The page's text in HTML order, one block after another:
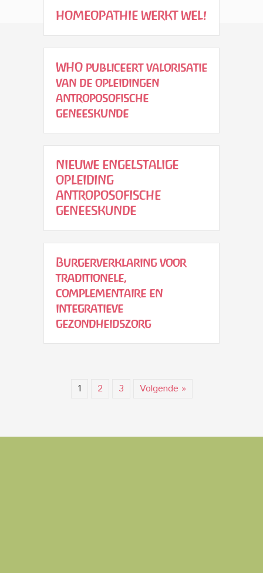
HOMEOPATHIE WERKT WEL!
WHO publiceert valorisatie
van de opleidingen
antroposofische
geneeskunde
NIEUWE ENGELSTALIGE
OPLEIDING
ANTROPOSOFISCHE
GENEESKUNDE
Burgerverklaring voor
traditionele,
complementaire en
integratieve
gezondheidszorg
1 2 3 Volgende »